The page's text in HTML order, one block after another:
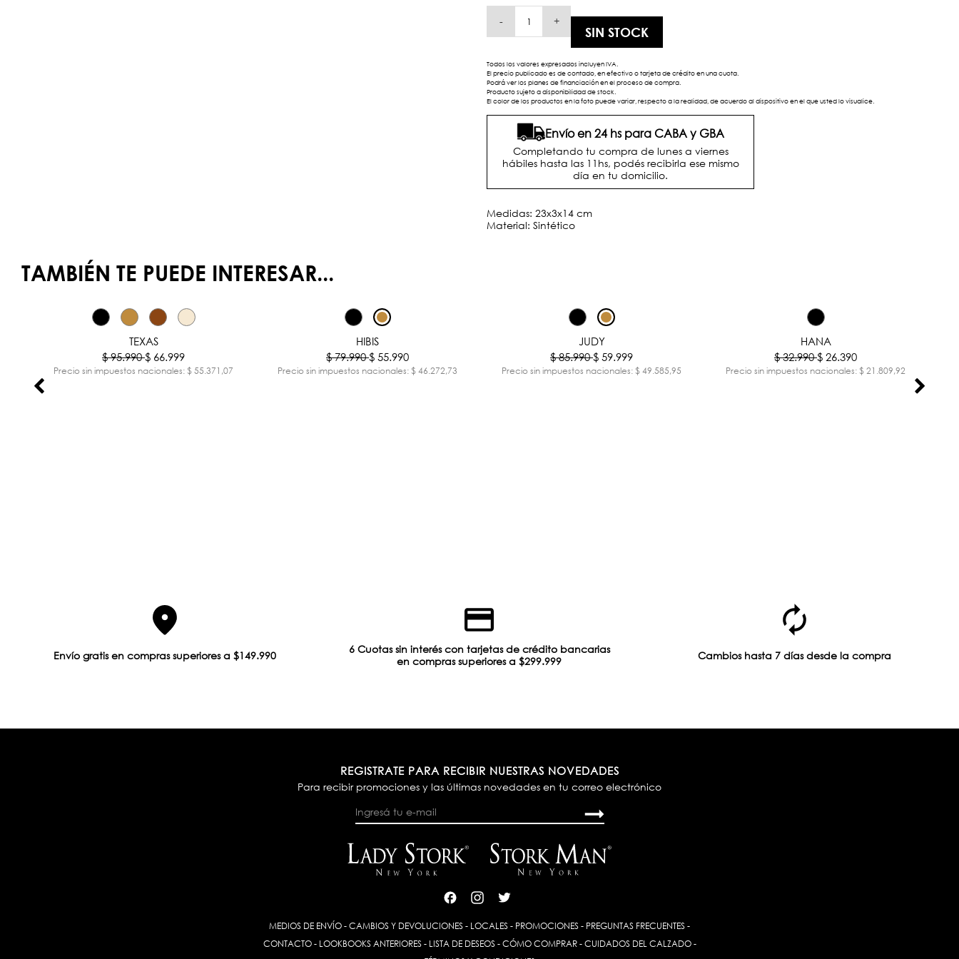
- +
SIN STOCK
Todos los valores expresados incluyen IVA.
El precio publicado es de contado, en efectivo o tarjeta de crédito en una cuota.
Podrá ver los planes de financiación en el proceso de compra.
Producto sujeto a disponibilidad de stock.
El color de los productos en la foto puede variar, respecto a la realidad, de acuerdo al dispositivo en el que usted lo visualice.
Envío en 24 hs para CABA y GBA
Completando tu compra de lunes a viernes
hábiles hasta las 11hs, podés recibirla ese mismo
día en tu domicilio.
Medidas: 23x3x14 cm
Material: Sintético
TAMBIÉN TE PUEDE INTERESAR...
TEXAS
$ 95.990$ 66.999
Precio sin impuestos nacionales: $ 55.371,07
HIBIS
$ 79.990$ 55.990
Precio sin impuestos nacionales: $ 46.272,73
JUDY
$ 85.990$ 59.999
Precio sin impuestos nacionales: $ 49.585,95
HANA
$ 32.990$ 26.390
Precio sin impuestos nacionales: $ 21.809,92
Envío gratis en compras superiores a $149.990
6 Cuotas sin interés con tarjetas de crédito bancarias
en compras superiores a $299.999
Cambios hasta 7 días desde la compra
REGISTRATE PARA RECIBIR NUESTRAS NOVEDADES
Para recibir promociones y las últimas novedades en tu correo electrónico
MEDIOS DE ENVÍO - CAMBIOS Y DEVOLUCIONES - LOCALES - PROMOCIONES - PREGUNTAS FRECUENTES -
CONTACTO- LOOKBOOKS ANTERIORES- LISTA DE DESEOS- CÓMO COMPRAR- CUIDADOS DEL CALZADO-